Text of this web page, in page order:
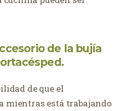
de la bujía
de que el
mientras está trabajando